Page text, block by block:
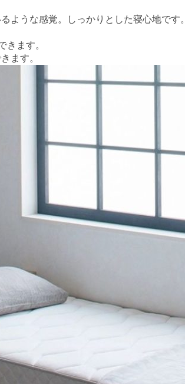
ような感覚。しっかりとした寝心地です。
きます。
ます。